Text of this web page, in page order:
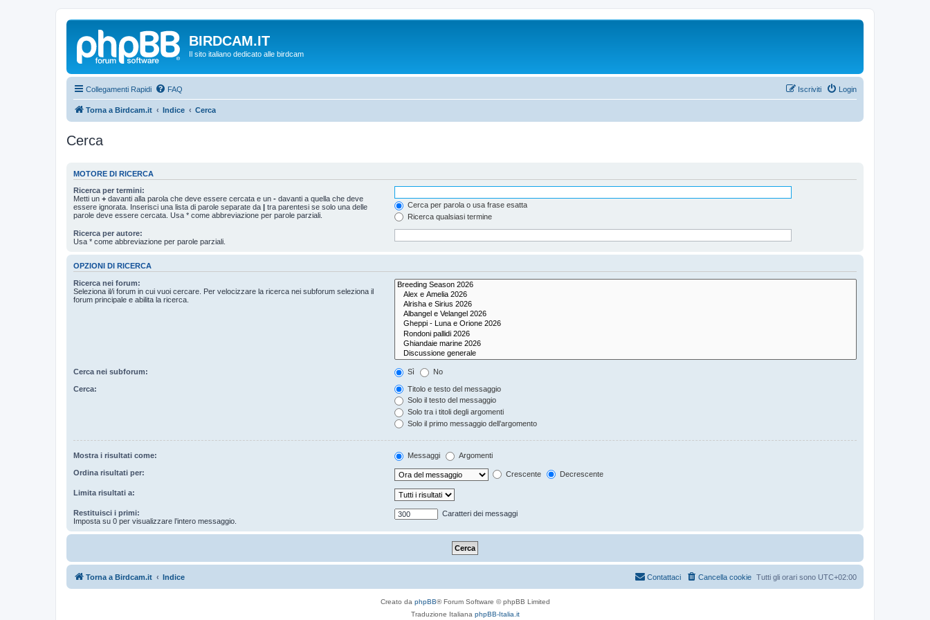
BIRDCAM.IT
Il sito italiano dedicato alle birdcam
Collegamenti Rapidi FAQ Login
Iscriviti
Torna a Birdcam.it Indice Cerca
Cerca
MOTORE DI RICERCA
Ricerca per termini:
Metti un + davanti alla parola che deve essere cercata e un - davanti a quella che deve
essere ignorata. Inserisci una lista di parole separate da | tra parentesi se solo una delle
parole deve essere cercata. Usa * come abbreviazione per parole parziali.
Cerca per parola o usa frase esatta
Ricerca qualsiasi termine
Ricerca per autore:
Usa * come abbreviazione per parole parziali.
OPZIONI DI RICERCA
Ricerca nei forum:
Seleziona il/i forum in cui vuoi cercare. Per velocizzare la ricerca nei subforum seleziona il
forum principale e abilita la ricerca.
Cerca nei subforum: Sì No
Cerca:
Titolo e testo del messaggio
Solo il testo del messaggio
Solo tra i titoli degli argomenti
Solo il primo messaggio dell’argomento
Mostra i risultati come: Messaggi Argomenti
Ordina risultati per: Crescente Decrescente
Limita risultati a:
Restituisci i primi:
Imposta su 0 per visualizzare l’intero messaggio.
Caratteri dei messaggi
Torna a Birdcam.it Indice Tutti gli orari sono UTC+02:00
Cancella cookie
Contattaci
Creato da phpBB® Forum Software © phpBB Limited
Traduzione Italiana phpBB-Italia.it